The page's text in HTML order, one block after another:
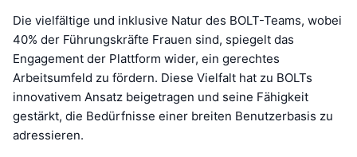
Die vielfältige und inklusive Natur des BOLT-Teams, wobei
40% der Führungskräfte Frauen sind, spiegelt das
Engagement der Plattform wider, ein gerechtes
Arbeitsumfeld zu fördern. Diese Vielfalt hat zu BOLTs
innovativem Ansatz beigetragen und seine Fähigkeit
gestärkt, die Bedürfnisse einer breiten Benutzerbasis zu
adressieren.